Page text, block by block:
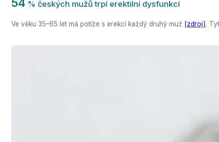
% českých mužů trpí erektilní dysfunkcí
Ve věku 35–65 let má potíže s erekcí každý druhý muž [zdroj] .